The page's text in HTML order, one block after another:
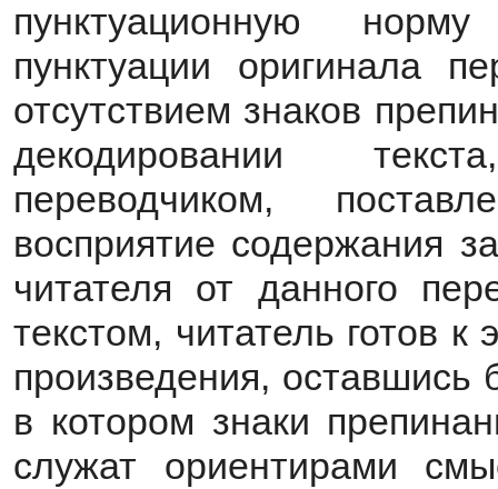
пунктуационную
пунктуации оригинала
отсутствием знаков
декодировании
переводчиком,
восприятие содержания
читателя от данного
текстом, читатель готов
произведения, оставшись
в котором знаки
служат ориентирами